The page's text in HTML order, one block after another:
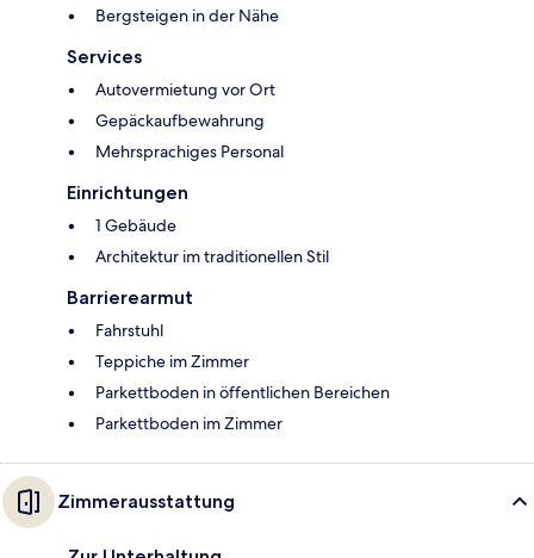
Bergsteigen in der Nähe
Services
Autovermietung vor Ort
Gepäckaufbewahrung
Mehrsprachiges Personal
Einrichtungen
1 Gebäude
Architektur im traditionellen Stil
Barrierearmut
Fahrstuhl
Teppiche im Zimmer
Parkettboden in öffentlichen Bereichen
Parkettboden im Zimmer
Zimmerausstattung